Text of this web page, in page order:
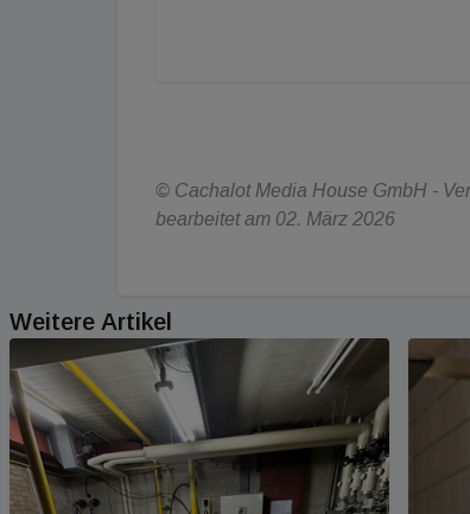
© Cachalot Media House GmbH -
bearbeitet am 02. März 2026
Weitere Artikel